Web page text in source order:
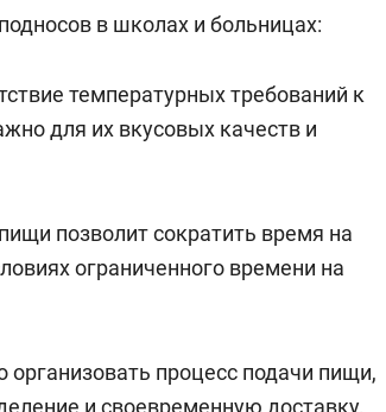
в школах и больницах:
температурных требований к
для их вкусовых качеств и
позволит сократить время на
ограниченного времени на
процесс подачи пищи,
и своевременную доставку.